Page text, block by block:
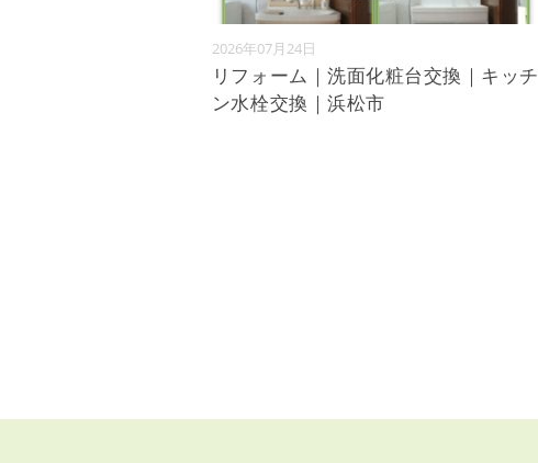
2026年07月24日
リフォーム｜洗面化粧台交換｜キッチ
ン水栓交換｜浜松市